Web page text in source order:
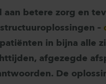
betere zorg en
–
in bijna alle
afgezegde
De